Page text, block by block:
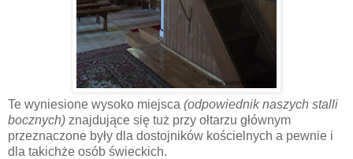
Te wyniesione wysoko miejsca (odpowiednik naszych stalli
bocznych) znajdujące się tuż przy ołtarzu głównym
przeznaczone były dla dostojników kościelnych a pewnie i
dla takichże osób świeckich.